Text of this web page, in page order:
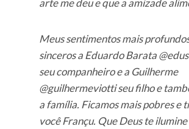
Meus sentimentos mais
sinceros a Eduardo Barata
seu companheiro e a Guilherme
@guilhermeviotti seu filho e
a família. Ficamos mais pobres e
você Françu. Que Deus te ilumine